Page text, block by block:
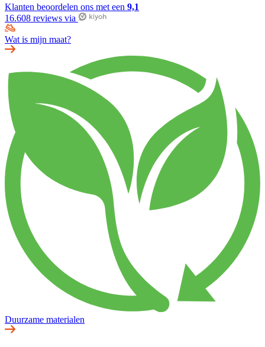
Klanten beoordelen ons met een 9,1
16.608 reviews via
Wat is mijn maat?
Duurzame materialen